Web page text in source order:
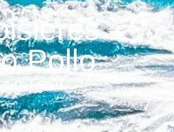
–
Pollo
di-Ferro